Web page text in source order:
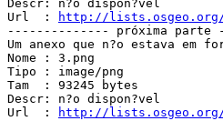
Descr: n?o dispon?vel
Url  :
http://lists.osgeo.org/
-------------- próxima
Um anexo que n?o estava
Nome : 3.png
Tipo : image/png
Tam  : 93245 bytes
Descr: n?o dispon?vel
Url  :
http://lists.osgeo.org/